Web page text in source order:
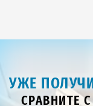
УЖЕ
СРАВНИТЕ